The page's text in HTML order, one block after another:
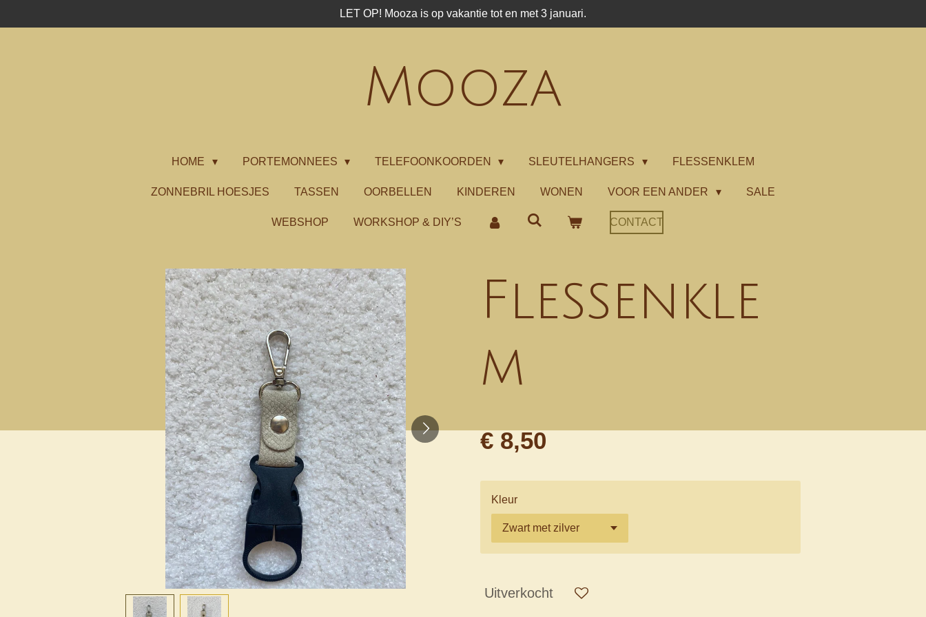
direct
LET OP! Mooza is op vakantie tot en met 3 januari.
Mooza
HOME PORTEMONNEES TELEFOONKOORDEN SLEUTELHANGERS FLESSENKLEM
ZONNEBRIL HOESJES TASSEN OORBELLEN KINDEREN WONEN VOOR EEN ANDER SALE
WEBSHOP WORKSHOP & DIY’S CONTACT
Flessenkle
m
€ 8,50
Kleur
Uitverkocht